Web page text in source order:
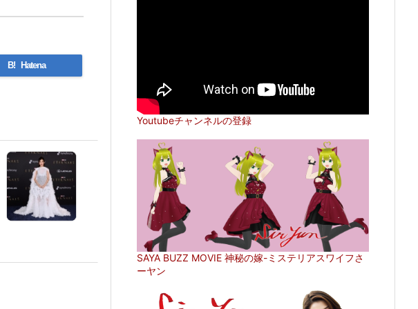
B! Hatena
Youtubeチャンネルの登録
SAYA BUZZ MOVIE 神秘の嫁-ミステリアスワイフさ
ーヤン